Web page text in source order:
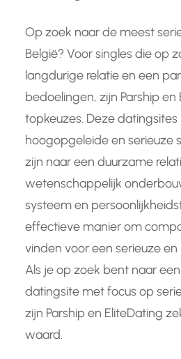
Op zoek naar de meest
België? Voor singles die op
langdurige relatie en een
bedoelingen, zijn Parship
topkeuzes. Deze
hoogopgeleide en serieuze
zijn naar een duurzame
wetenschappelijk
systeem en
effectieve manier om
vinden voor een serieuze
Als je op zoek bent naar
datingsite met focus op
zijn Parship en EliteDating
waard.